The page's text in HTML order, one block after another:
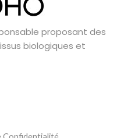
proposant des
biologiques et